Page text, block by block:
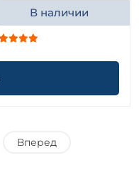
В наличии
Вперед